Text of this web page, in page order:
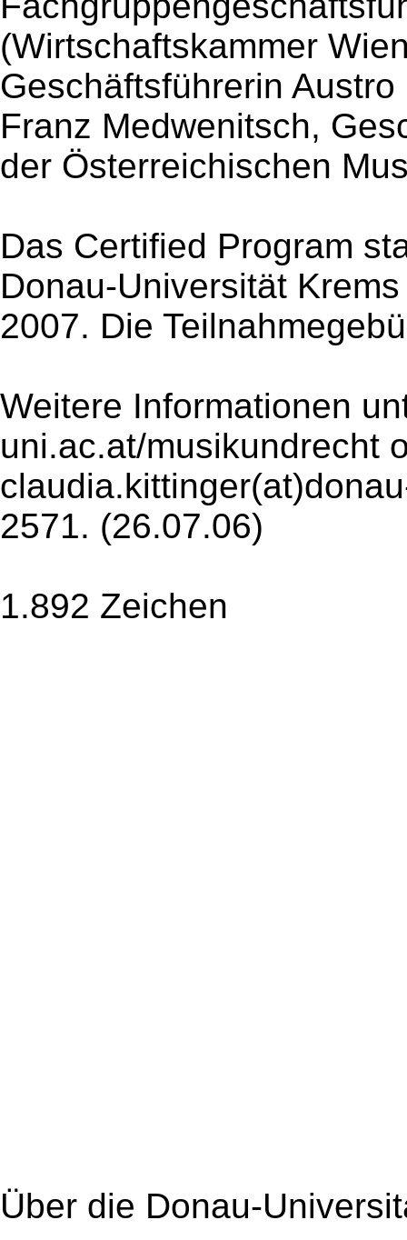
(Wirtschaftskammer
Geschäftsführerin
Franz Medwenitsch,
der Österreichischen
Das Certified Program
Donau-Universität
2007. Die
Weitere Informationen
uni.ac.at/musikundrecht
2571. (26.07.06)
1.892 Zeichen
Über die Donau-